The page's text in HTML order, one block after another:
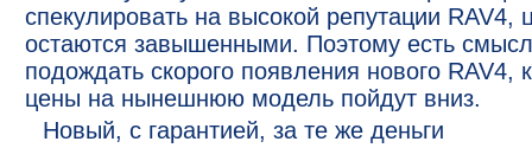
спекулировать на высокой репутации RAV4,
остаются завышенными. Поэтому есть смысл
подождать скорого появления нового RAV4,
цены на нынешнюю модель пойдут вниз.
Новый, с гарантией, за те же деньги